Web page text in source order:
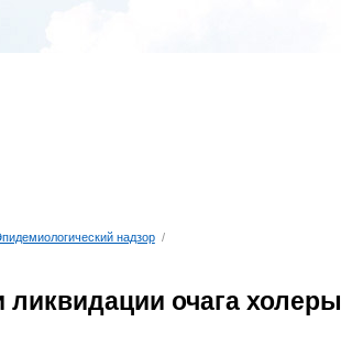
надзор/
ликвидации очага холеры